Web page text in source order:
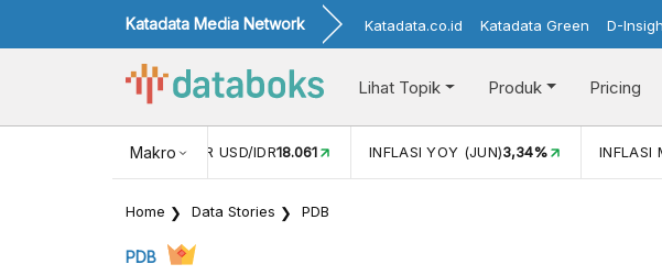
Katadata Media Network Katadata.co.id Katadata Green D-
Lihat Topik Produk Pricing
Makro
NILAI TUKAR USD/IDR18.061 INFLASI YOY (JUN)3,34% INFLASI
Home Data Stories PDB
PDB